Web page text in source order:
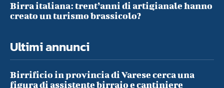
Birra italiana: trent’anni di artigianale hanno
creato un turismo brassicolo?
Ultimi annunci
Birrificio in provincia di Varese cerca una
figura di assistente birraio e cantiniere